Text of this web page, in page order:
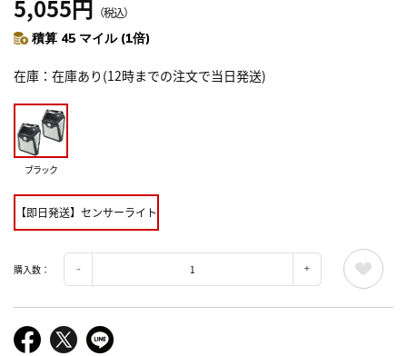
5,055円 （税込）
積算 45 マイル (1倍)
在庫 在庫あり(12時までの注文で当日発送)
ブラック
【即日発送】センサーライト
購入数：